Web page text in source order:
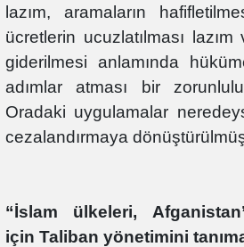
lazım, aramaların
ücretlerin ucuzlatılması
giderilmesi anlamında
adımlar atması bir
Oradaki uygulamalar
cezalandırmaya
“İslam ülkeleri,
için Taliban yönetimini